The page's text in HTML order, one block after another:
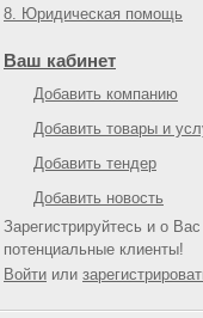
8. Юридическая помощь
Ваш кабинет
Добавить компанию
Добавить товары и
Добавить тендер
Добавить новость
Зарегистрируйтесь и о
потенциальные клиенты!
Войти или